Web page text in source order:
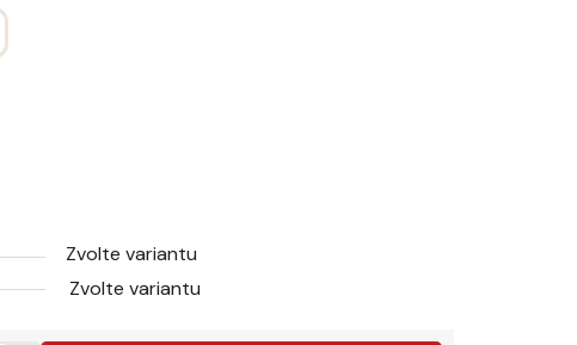
Zvolte variantu
Zvolte variantu